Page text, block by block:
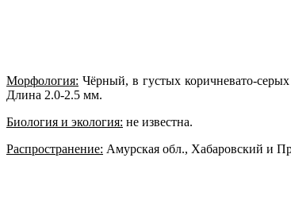
Морфология: Чёрный, в густых коричневато-
Длина 2.0-2.5 мм.
Биология и экология: не известна.
Распространение: Амурская обл., Хабаровский и